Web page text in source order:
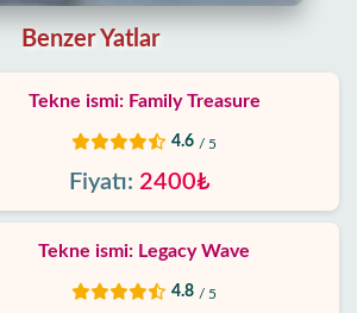
Benzer Yatlar
Tekne ismi: Family Treasure
4.6 / 5
Fiyatı: 2400₺
Tekne ismi: Legacy Wave
4.8 / 5